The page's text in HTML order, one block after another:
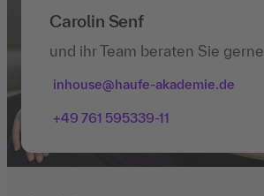
Carolin Senf
und ihr Team beraten Sie gerne
inhouse@haufe-akademie.de
+49 761 595339-11